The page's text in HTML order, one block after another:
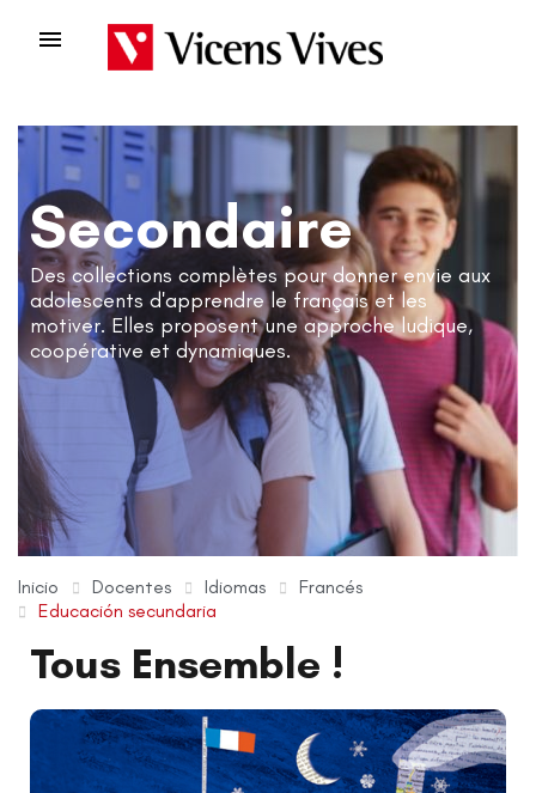

Secondaire
Des collections complètes pour donner envie aux
adolescents d'apprendre le français et les
motiver. Elles proposent une approche ludique,
coopérative et dynamiques.
Inicio Docentes Idiomas
Francés
Educación secundaria
Tous Ensemble !